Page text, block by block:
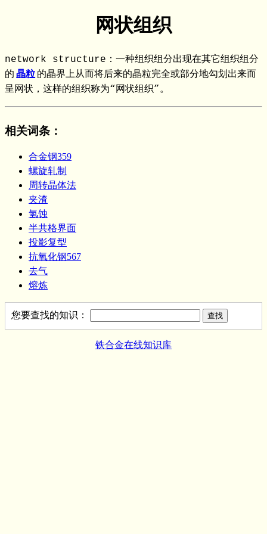
网状组织
network structure：一种组织组分出现在其它组织组分
的 晶粒 的晶界上从而将后来的晶粒完全或部分地勾划出来而
呈网状，这样的组织称为“网状组织”。
相关词条 ：
合金钢359
螺旋轧制
周转晶体法
夹渣
氢蚀
半共格界面
投影复型
抗氧化钢567
去气
熔炼
您要查找的知识：
铁合金在线知识库